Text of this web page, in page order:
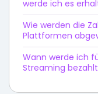
werde ich es
Wie werden die
Plattformen
Wann werde ich
Streaming